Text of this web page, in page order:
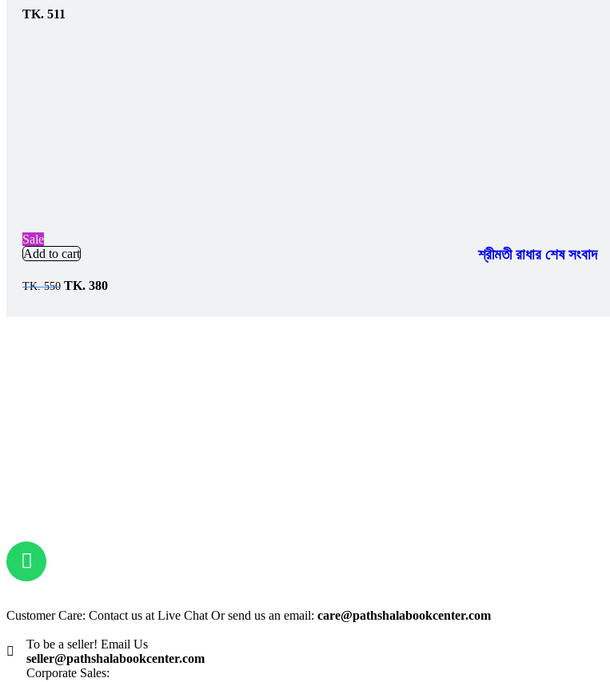
TK. 511
Sale
Add to cart
শ্রীমতী রাধার শেষ সংবাদ
TK.550 TK. 380
Customer Care: Contact us at Live Chat Or send us an email: care@pathshalabookcenter.com
To be a seller! Email Us
seller@pathshalabookcenter.com
Corporate Sales: